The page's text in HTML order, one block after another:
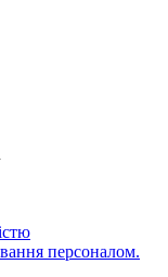
персоналом.